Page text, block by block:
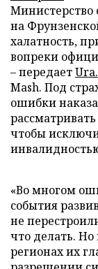
Министерство
на
халатность,
вопреки
– передает
Mash. Под
ошибки
чтобы
«Во многом
события
не
что делать.
регионах их